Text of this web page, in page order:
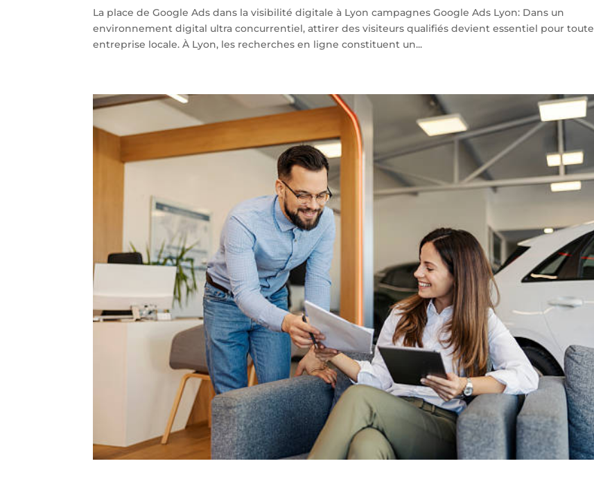
La place de Google Ads dans la visibilité digitale à Lyon campagnes Google Ads Lyon: Dans un
environnement digital ultra concurrentiel, attirer des visiteurs qualifiés devient essentiel pour toute
entreprise locale. À Lyon, les recherches en ligne constituent un...